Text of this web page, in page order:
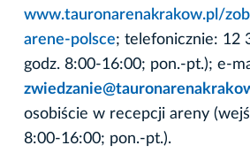
www.tauronarenakrakow.pl/
arene-polsce; telefonicznie: 12
godz. 8:00-16:00; pon.-pt.); e-
osobiście w recepcji areny
8:00-16:00; pon.-pt.).